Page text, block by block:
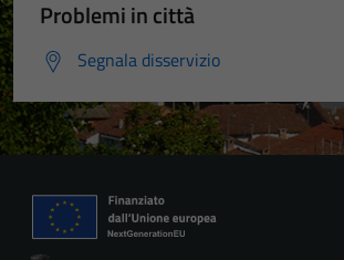
Problemi in città
Segnala disservizio